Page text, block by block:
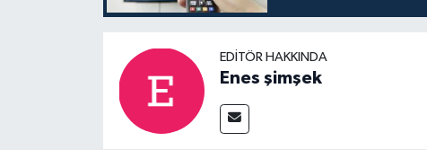
EDITÖR HAKKINDA
Enes şimşek